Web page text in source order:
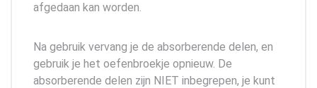
afgedaan kan worden.
Na gebruik vervang je de absorberende delen, en
gebruik je het oefenbroekje opnieuw. De
absorberende delen zijn NIET inbegrepen, je kunt